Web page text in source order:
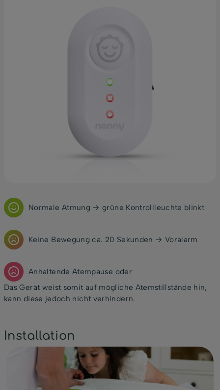
Normale Atmung → grüne Kontrollleuchte blinkt
Keine Bewegung ca. 20 Sekunden → Voralarm
Anhaltende Atempause oder
Das Gerät weist somit auf mögliche Atemstillstände hin,
kann diese jedoch nicht verhindern.
Installation